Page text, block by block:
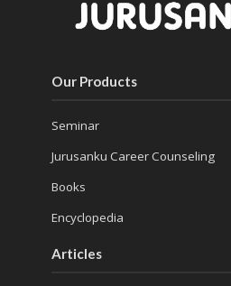
Our Products
Seminar
Jurusanku Career Counseling
Books
Encyclopedia
Articles